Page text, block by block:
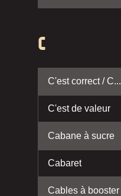
C
C'est correct / C...
C'est de valeur
Cabane à sucre
Cabaret
Cables à booster